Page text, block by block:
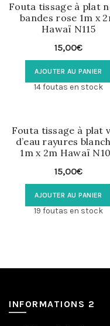
Fouta tissage à plat
bandes rose 1m x
Hawaï N115
15,00€
AJOUTER AU PANIER
14 foutas en stock
Fouta tissage à plat
d’eau rayures
1m x 2m Hawaï
15,00€
AJOUTER AU PANIER
19 foutas en stock
INFORMATIONS 2